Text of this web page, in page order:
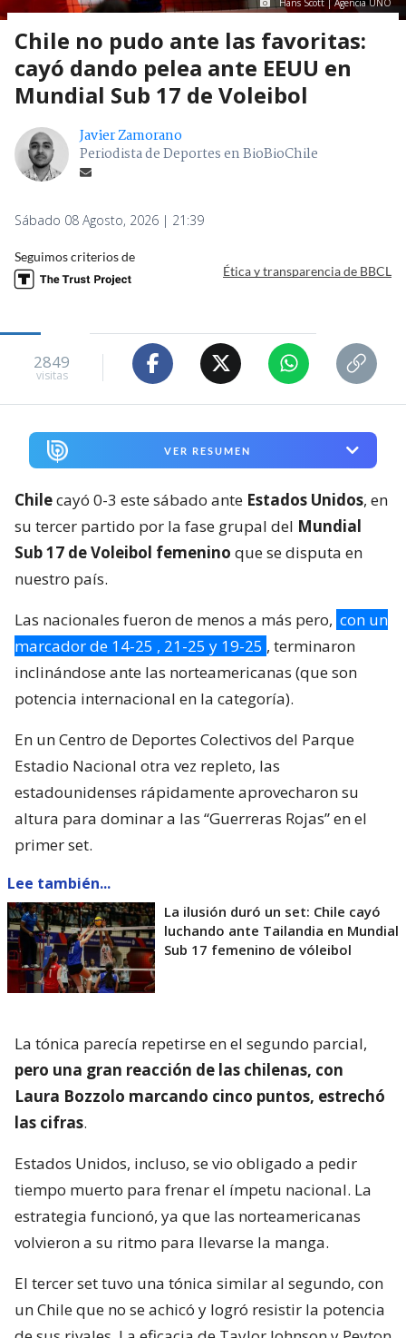
Chile no pudo ante las favoritas:
cayó dando pelea ante EEUU en
Mundial Sub 17 de Voleibol
Javier Zamorano
Periodista de Deportes en BioBioChile
Sábado 08 Agosto, 2026 | 21:39
Seguimos criterios de
Ética y transparencia de BBCL
2849
visitas
VER RESUMEN
Chilecayó 0-3 este sábado ante Estados Unidos, en
su tercer partido por la fase grupal del Mundial
Sub 17 de Voleibol femenino que se disputa en
nuestro país.
Las nacionales fueron de menos a más pero, con un
marcador de 14-25 , 21-25 y 19-25 , terminaron
inclinándose ante las norteamericanas (que son
potencia internacional en la categoría).
En un Centro de Deportes Colectivos del Parque
Estadio Nacional otra vez repleto, las
estadounidenses rápidamente aprovecharon su
altura para dominar a las “Guerreras Rojas” en el
primer set.
Lee también...
La ilusión duró un set: Chile cayó
luchando ante Tailandia en Mundial
Sub 17 femenino de vóleibol
La tónica parecía repetirse en el segundo parcial,
pero una gran reacción de las chilenas, con
Laura Bozzolo marcando cinco puntos, estrechó
las cifras.
Estados Unidos, incluso, se vio obligado a pedir
tiempo muerto para frenar el ímpetu nacional. La
estrategia funcionó, ya que las norteamericanas
volvieron a su ritmo para llevarse la manga.
El tercer set tuvo una tónica similar al segundo, con
un Chile que no se achicó y logró resistir la potencia